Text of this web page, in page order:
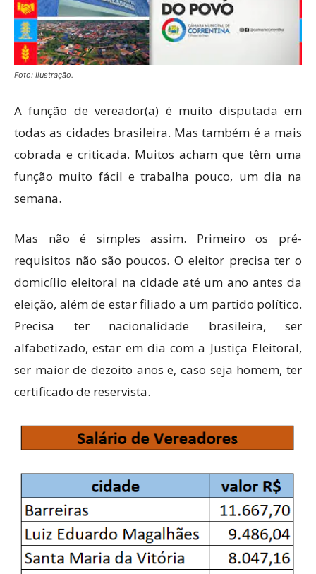
Foto: Ilustração.
A função de vereador(a) é muito disputada em
todas as cidades brasileira. Mas também é a mais
cobrada e criticada. Muitos acham que têm uma
função muito fácil e trabalha pouco, um dia na
semana.
Mas não é simples assim. Primeiro os pré-
requisitos não são poucos. O eleitor precisa ter o
domicílio eleitoral na cidade até um ano antes da
eleição, além de estar filiado a um partido político.
Precisa ter nacionalidade brasileira, ser
alfabetizado, estar em dia com a Justiça Eleitoral,
ser maior de dezoito anos e, caso seja homem, ter
certificado de reservista.